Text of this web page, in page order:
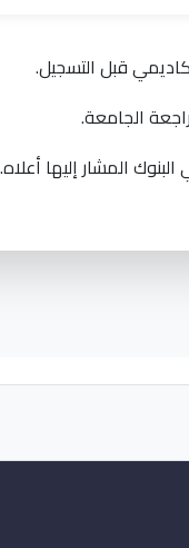
قبل التسجيل.
الجامعة.